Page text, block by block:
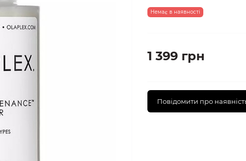
Немає в наявності
1 399 грн
Повідомити про